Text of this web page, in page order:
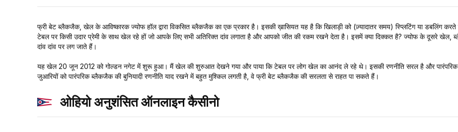
फ्री बेट ब्लैकजैक, खेल के आविष्कारक ज्योफ हॉल द्वारा विकसित ब्लैकजैक का एक प्रकार है। इसकी ख़ासियत यह है कि खिलाड़ी को (ज़्यादातर समय) स्प्लिटिंग या डबलिंग
टेबल पर किसी उदार प्रेमी के साथ खेल रहे हों जो आपके लिए सभी अतिरिक्त दांव लगाता है और आपको जीत की रकम रखने देता है। इसमें क्या दिक्कत है? ज्योफ के दूसरे खेल,
दांव दांव पर लग जाते हैं।
यह खेल 20 जून 2012 को गोल्डन नगेट में शुरू हुआ। मैं खेल की शुरुआत देखने गया और पाया कि टेबल पर लोग खेल का आनंद ले रहे थे। इसकी रणनीति सरल है और पारंपरिक
जुआरियों को पारंपरिक ब्लैकजैक की बुनियादी रणनीति याद रखने में बहुत मुश्किल लगती है, वे फ्री बेट ब्लैकजैक की सरलता से राहत पा सकते हैं।
ओहियो अनुशंसित ऑनलाइन कैसीनो